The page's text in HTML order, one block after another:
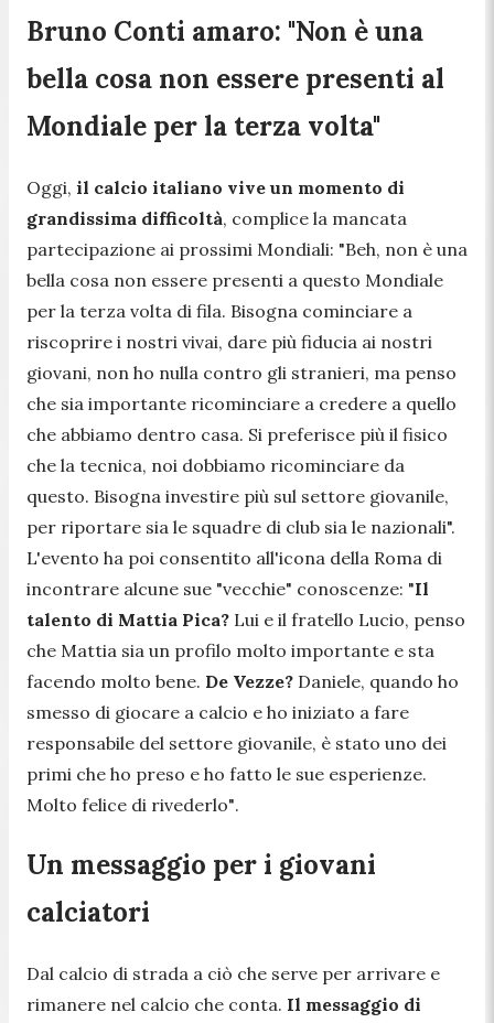
Bruno Conti amaro: "Non è una
bella cosa non essere presenti al
Mondiale per la terza volta"
Oggi, il calcio italiano vive un momento di
grandissima difficoltà, complice la mancata
partecipazione ai prossimi Mondiali: "Beh, non è una
bella cosa non essere presenti a questo Mondiale
per la terza volta di fila. Bisogna cominciare a
riscoprire i nostri vivai, dare più fiducia ai nostri
giovani, non ho nulla contro gli stranieri, ma penso
che sia importante ricominciare a credere a quello
che abbiamo dentro casa. Si preferisce più il fisico
che la tecnica, noi dobbiamo ricominciare da
questo. Bisogna investire più sul settore giovanile,
per riportare sia le squadre di club sia le nazionali".
L'evento ha poi consentito all'icona della Roma di
incontrare alcune sue "vecchie" conoscenze: "Il
talento di Mattia Pica? Lui e il fratello Lucio, penso
che Mattia sia un profilo molto importante e sta
facendo molto bene. De Vezze? Daniele, quando ho
smesso di giocare a calcio e ho iniziato a fare
responsabile del settore giovanile, è stato uno dei
primi che ho preso e ho fatto le sue esperienze.
Molto felice di rivederlo".
Un messaggio per i giovani
calciatori
Dal calcio di strada a ciò che serve per arrivare e
rimanere nel calcio che conta. Il messaggio di